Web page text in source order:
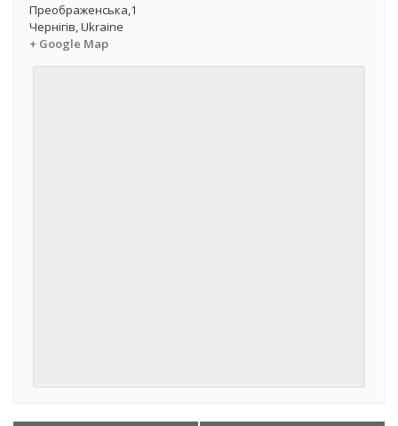
Преображенська,1
Чернігів,Ukraine
+ Google Map